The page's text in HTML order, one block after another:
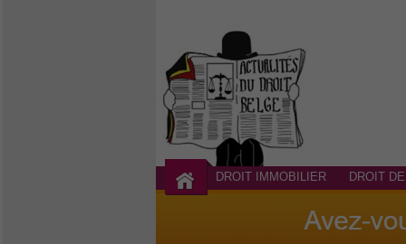
DROIT IMMOBILIER DROIT